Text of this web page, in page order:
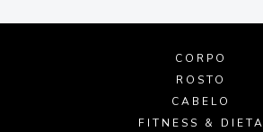
CORPO
ROSTO
CABELO
FITNESS & DIETA